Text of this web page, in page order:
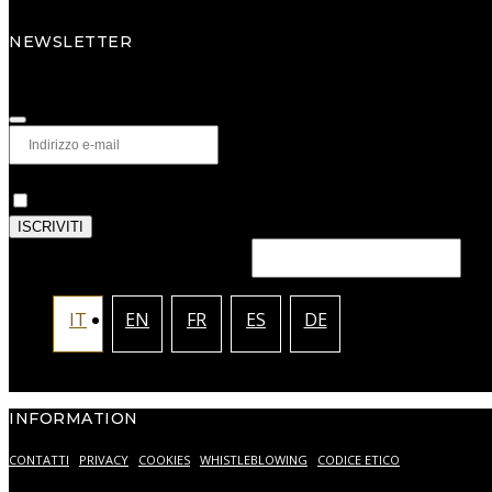
NEWSLETTER
ISCRIVITI
IT EN FR ES DE
INFORMATION
CONTATTI PRIVACY COOKIES WHISTLEBLOWING CODICE ETICO